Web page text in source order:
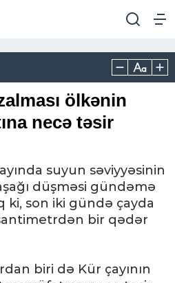
ölkənin
necə təsir
suyun səviyyəsinin
düşməsi gündəmə
ki, son iki gündə çayda
bir qədər
biri də Kür çayının